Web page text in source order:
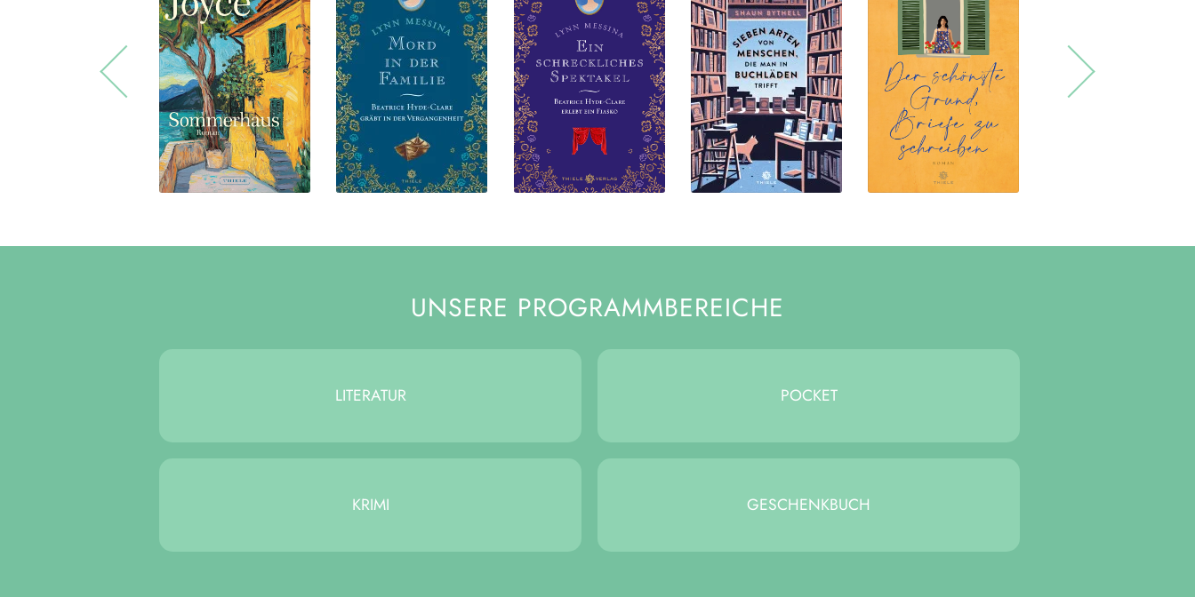
UNSERE PROGRAMMBEREICHE
LI­TE­RA­TUR PO­CKET
KRIMI GE­SCHENK­BUCH